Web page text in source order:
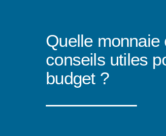
Quelle monnaie
conseils utiles
budget ?